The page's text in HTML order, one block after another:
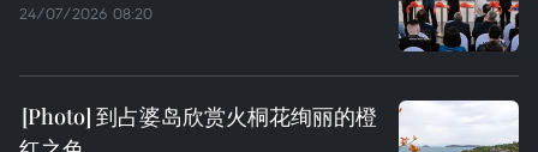
24/07/2026 08:20
到占婆岛欣赏火桐花绚丽的橙